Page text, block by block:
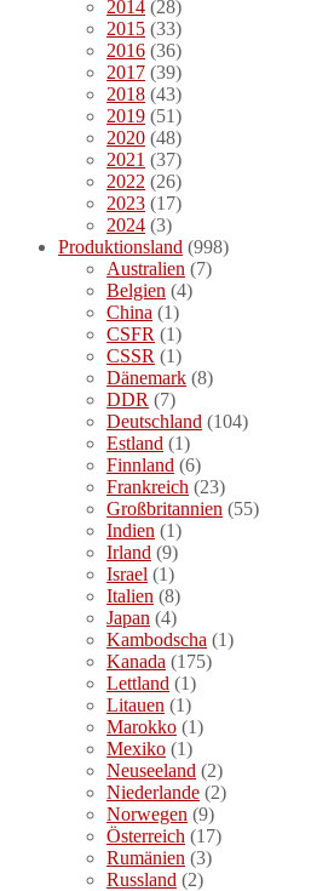
2014 (28)
2015 (33)
2016 (36)
2017 (39)
2018 (43)
2019 (51)
2020 (48)
2021 (37)
2022 (26)
2023 (17)
2024 (3)
Produktionsland (998)
Australien (7)
Belgien (4)
China (1)
CSFR (1)
CSSR (1)
Dänemark (8)
DDR (7)
Deutschland (104)
Estland (1)
Finnland (6)
Frankreich (23)
Großbritannien (55)
Indien (1)
Irland (9)
Israel (1)
Italien (8)
Japan (4)
Kambodscha (1)
Kanada (175)
Lettland (1)
Litauen (1)
Marokko (1)
Mexiko (1)
Neuseeland (2)
Niederlande (2)
Norwegen (9)
Österreich (17)
Rumänien (3)
Russland (2)